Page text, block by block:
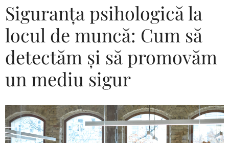
Siguranța psihologică la
locul de muncă: Cum să
detectăm și să promovăm
un mediu sigur